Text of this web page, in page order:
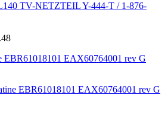
TV-NETZTEIL Y-444-T / 1-876-
EBR61018101 EAX60764001 rev G